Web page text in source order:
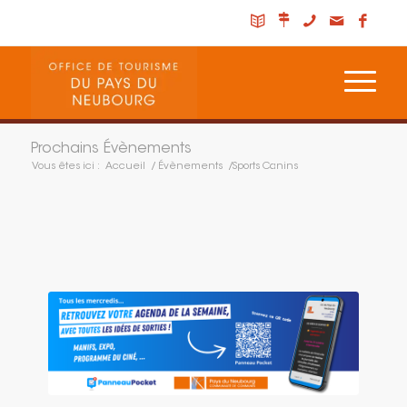
Prochains Évènements
Vous êtes ici : Accueil / Évènements /Sports Canins